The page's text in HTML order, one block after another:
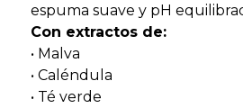
espuma suave y pH
Con extractos de:
• Malva
• Caléndula
• Té verde